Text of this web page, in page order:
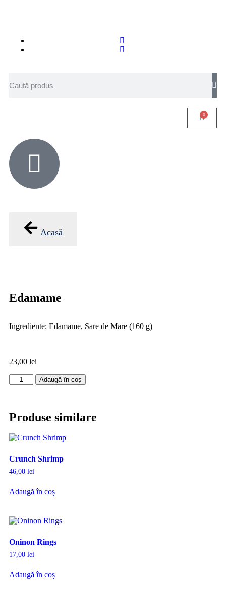
Acasă
Edamame
Ingrediente: Edamame, Sare de Mare (160 g)
23,00 lei
Adaugă în coș
Produse similare
Crunch Shrimp
46,00 lei
Adaugă în coș
Oninon Rings
17,00 lei
Adaugă în coș